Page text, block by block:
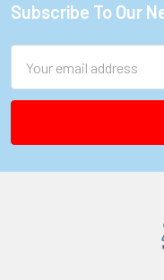
Footer
Subscribe To Our
Address